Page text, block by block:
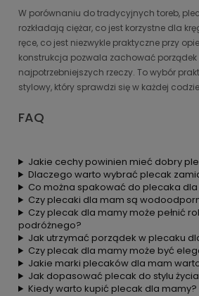
W porównaniu do tradycyjnych toreb,
rozkładają ciężar, co jest korzystne dla
ręce, co jest niezwykle praktyczne przy
konstrukcja pozwala zachować
najpotrzebniejszych rzeczy. To wybór
stylowy, który sprawdzi się w każdej
FAQ
Jakie cechy powinien mieć dobry
Dlaczego warto wybrać plecak
Co można spakować do plecaka
Czy plecaki dla mam są
Czy plecak dla mamy może pełnić
podróżnego?
Jak utrzymać porządek w plecaku
Czy plecak dla mamy może być
Jakie marki plecaków dla mam
Jak dopasować plecak do stylu
Kiedy warto kupić plecak dla mamy?